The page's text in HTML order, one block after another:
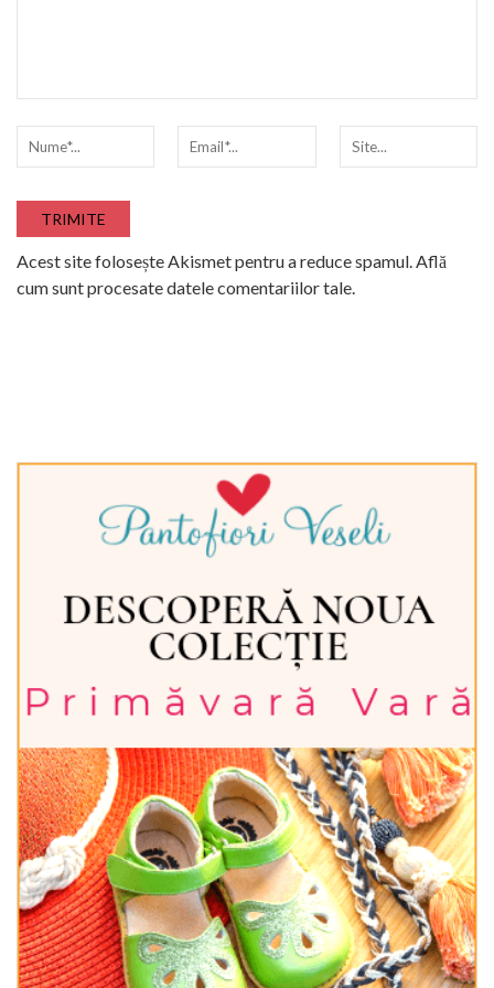
Acest site folosește Akismet pentru a reduce spamul.Află
cum sunt procesate datele comentariilor tale.